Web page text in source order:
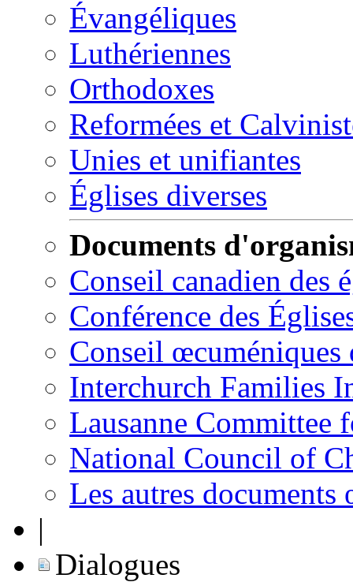
Évangéliques
Luthériennes
Orthodoxes
Reformées et
Unies et unifiantes
Églises diverses
Documents
Conseil canadien des
Conférence des
Conseil œcuméniques
Interchurch Families
Lausanne
National Council of
Les autres documents
|
Dialogues